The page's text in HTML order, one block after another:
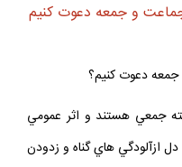
جماعت و جمعه دعوت كنيم
جمعه دعوت كنيم؟
جمعي هستند و اثر عمومي
ازآلودگي هاي گناه و زدودن